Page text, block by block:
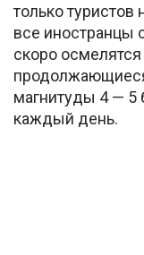
только туристов
все иностранцы
скоро
магнитуды 4 —
каждый день.